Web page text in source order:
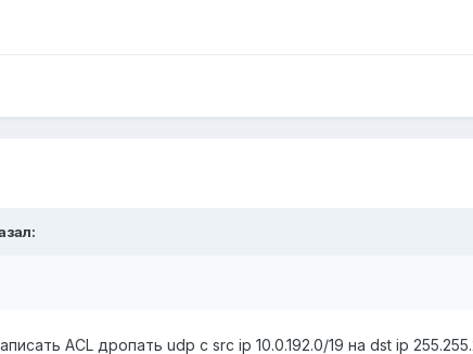
ACL дропать udp с src ip 10.0.192.0/19 на dst ip